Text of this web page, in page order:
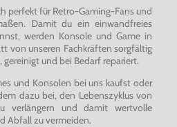
perfekt für Retro-Gaming-Fans und
Damit du ein einwandfreies
werden Konsole und Game in
von unseren Fachkräften sorgfältig
und bei Bedarf repariert.
und Konsolen bei uns kaufst oder
dazu bei, den Lebenszyklus von
verlängern und damit wertvolle
Abfall zu vermeiden.